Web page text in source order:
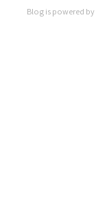
Blog is powered by